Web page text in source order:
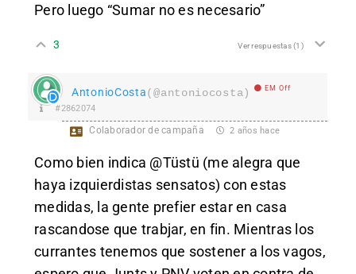
Pero luego “Sumar no es necesario”
3 Ver respuestas(1)
AntonioCosta(@antoniocosta) EM Off
#2862074
Colaborador de campaña 2 años hace
Como bien indica @Tüstü (me alegra que
haya izquierdistas sensatos) con estas
medidas, la gente prefier estar en casa
rascandose que trabjar, en fin. Mientras los
currantes tenemos que sostener a los vagos,